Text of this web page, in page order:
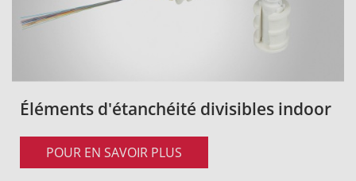
Éléments d'étanchéité divisibles indoor
POUR EN SAVOIR PLUS